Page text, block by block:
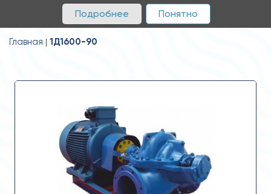
Подробнее Понятно
Главная 1Д1600-90